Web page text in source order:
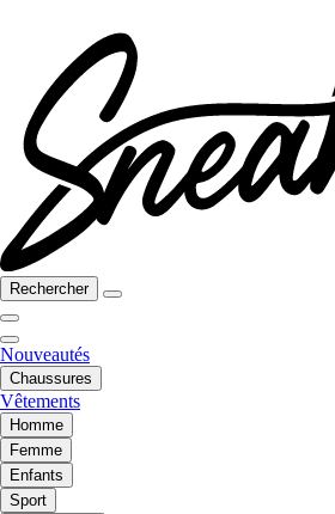
Rechercher
Nouveautés
Chaussures
Vêtements
Homme
Femme
Enfants
Sport